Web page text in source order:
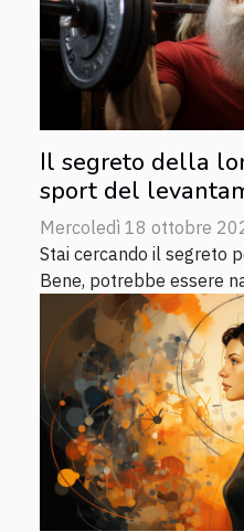
Il segreto della
sport del
Mercoledì 18 ottobre
Stai cercando il segreto
Bene, potrebbe essere